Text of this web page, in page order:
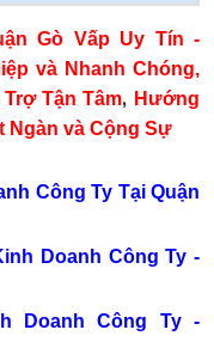
Gò Vấp Uy Tín -
và Nhanh Chóng,
Tận Tâm, Hướng
Ngàn và Cộng Sự
Công Ty Tại Quận
Doanh Công Ty -
Doanh Công Ty -